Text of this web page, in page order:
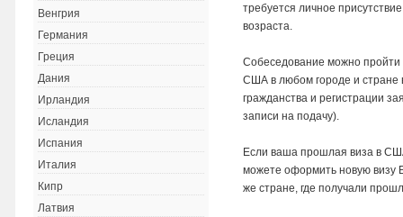
требуется личное
возраста.
Собеседование можно пройти
США в любом городе и стране
гражданства и регистрации
записи на подачу).
Если ваша прошлая виза в
можете оформить новую визу
же стране, где получали
Венгрия
Германия
Греция
Дания
Ирландия
Исландия
Испания
Италия
Кипр
Латвия